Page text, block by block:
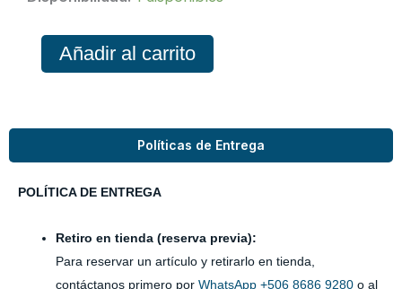
Añadir al carrito
Políticas de Entrega
POLÍTICA DE ENTREGA
Retiro en tienda (reserva previa):
Para reservar un artículo y retirarlo en tienda,
contáctanos primero por WhatsApp +506 8686 9280 o al